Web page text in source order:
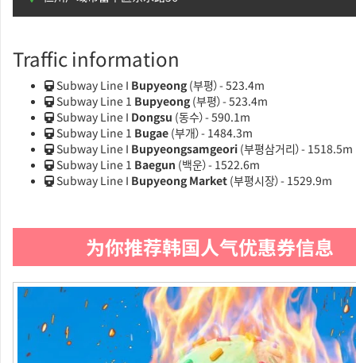
Traffic information
Subway Line I Bupyeong (부평）- 523.4m
Subway Line 1 Bupyeong (부평）- 523.4m
Subway Line I Dongsu (동수）- 590.1m
Subway Line 1 Bugae (부개）- 1484.3m
Subway Line I Bupyeongsamgeori (부평삼거리）- 1518.5m
Subway Line 1 Baegun (백운）- 1522.6m
Subway Line I Bupyeong Market (부평시장）- 1529.9m
为你推荐韩国人气优惠券信息